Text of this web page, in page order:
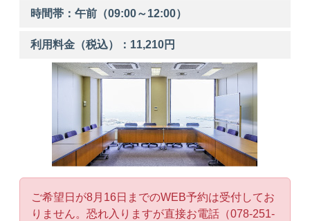
時間帯：午前 （09:00～12:00）
利用料金（税込）： 11,210円
ご希望日が8月16日までのWEB予約は受付してお
りません。恐れ入りますが直接お電話（078-251-